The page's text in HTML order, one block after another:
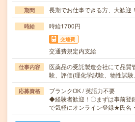
期間 長期でお仕事できる方、大歓迎！
時給 時給1700円
交通費
交通費規定内支給
仕事内容
医薬品の受託製造会社にて品質
験、評価(理化学試験、物性試
応募資格
ブランクOK / 英語力不要
◆経験者歓迎！〇まずは事前登
で気軽にオンライン登録★氏名